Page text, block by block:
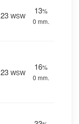
23 WSW
13%
0 mm.
23 WSW
16%
0 mm.